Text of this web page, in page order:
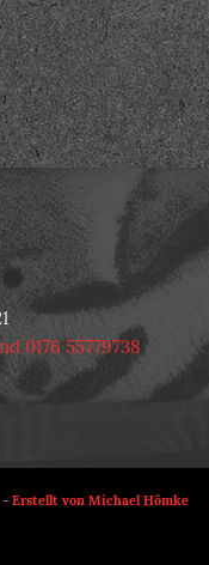
0176 55779738
- Erstellt von Michael Hömke